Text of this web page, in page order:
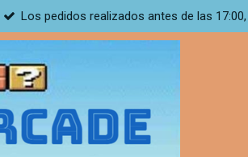
Los pedidos realizados antes de las